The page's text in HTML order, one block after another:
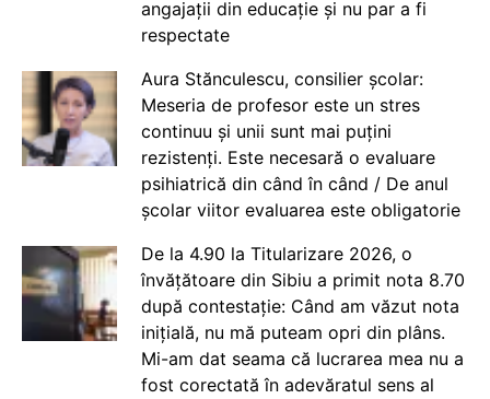
angajații din educație și nu par a fi
respectate
Aura Stănculescu, consilier școlar:
Meseria de profesor este un stres
continuu și unii sunt mai puțini
rezistenți. Este necesară o evaluare
psihiatrică din când în când / De anul
școlar viitor evaluarea este obligatorie
De la 4.90 la Titularizare 2026, o
învățătoare din Sibiu a primit nota 8.70
după contestație: Când am văzut nota
inițială, nu mă puteam opri din plâns.
Mi-am dat seama că lucrarea mea nu a
fost corectată în adevăratul sens al